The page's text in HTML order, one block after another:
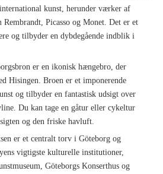
kunst, herunder værker af
Rembrandt, Picasso og Monet. Det er et
og tilbyder en dybdegående indblik i
er en ikonisk hængebro, der
Hisingen. Broen er et imponerende
og tilbyder en fantastisk udsigt over
Du kan tage en gåtur eller cykeltur
og den friske havluft.
er et centralt torv i Göteborg og
vigtigste kulturelle institutioner,
Göteborgs Konserthus og